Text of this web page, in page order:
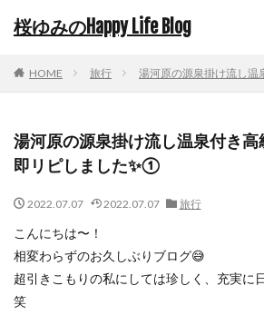
桜ゆみのHappy Life Blog
HOME 旅行 湯河原の源泉掛け流し
湯河原の源泉掛け流し温泉付き
即リピしました✨①
2022.07.07 2022.07.07 旅行
こんにちは〜！
相変わらずのお久しぶりブログ😅
超引きこもりの私にしては珍しく、充実に
笑